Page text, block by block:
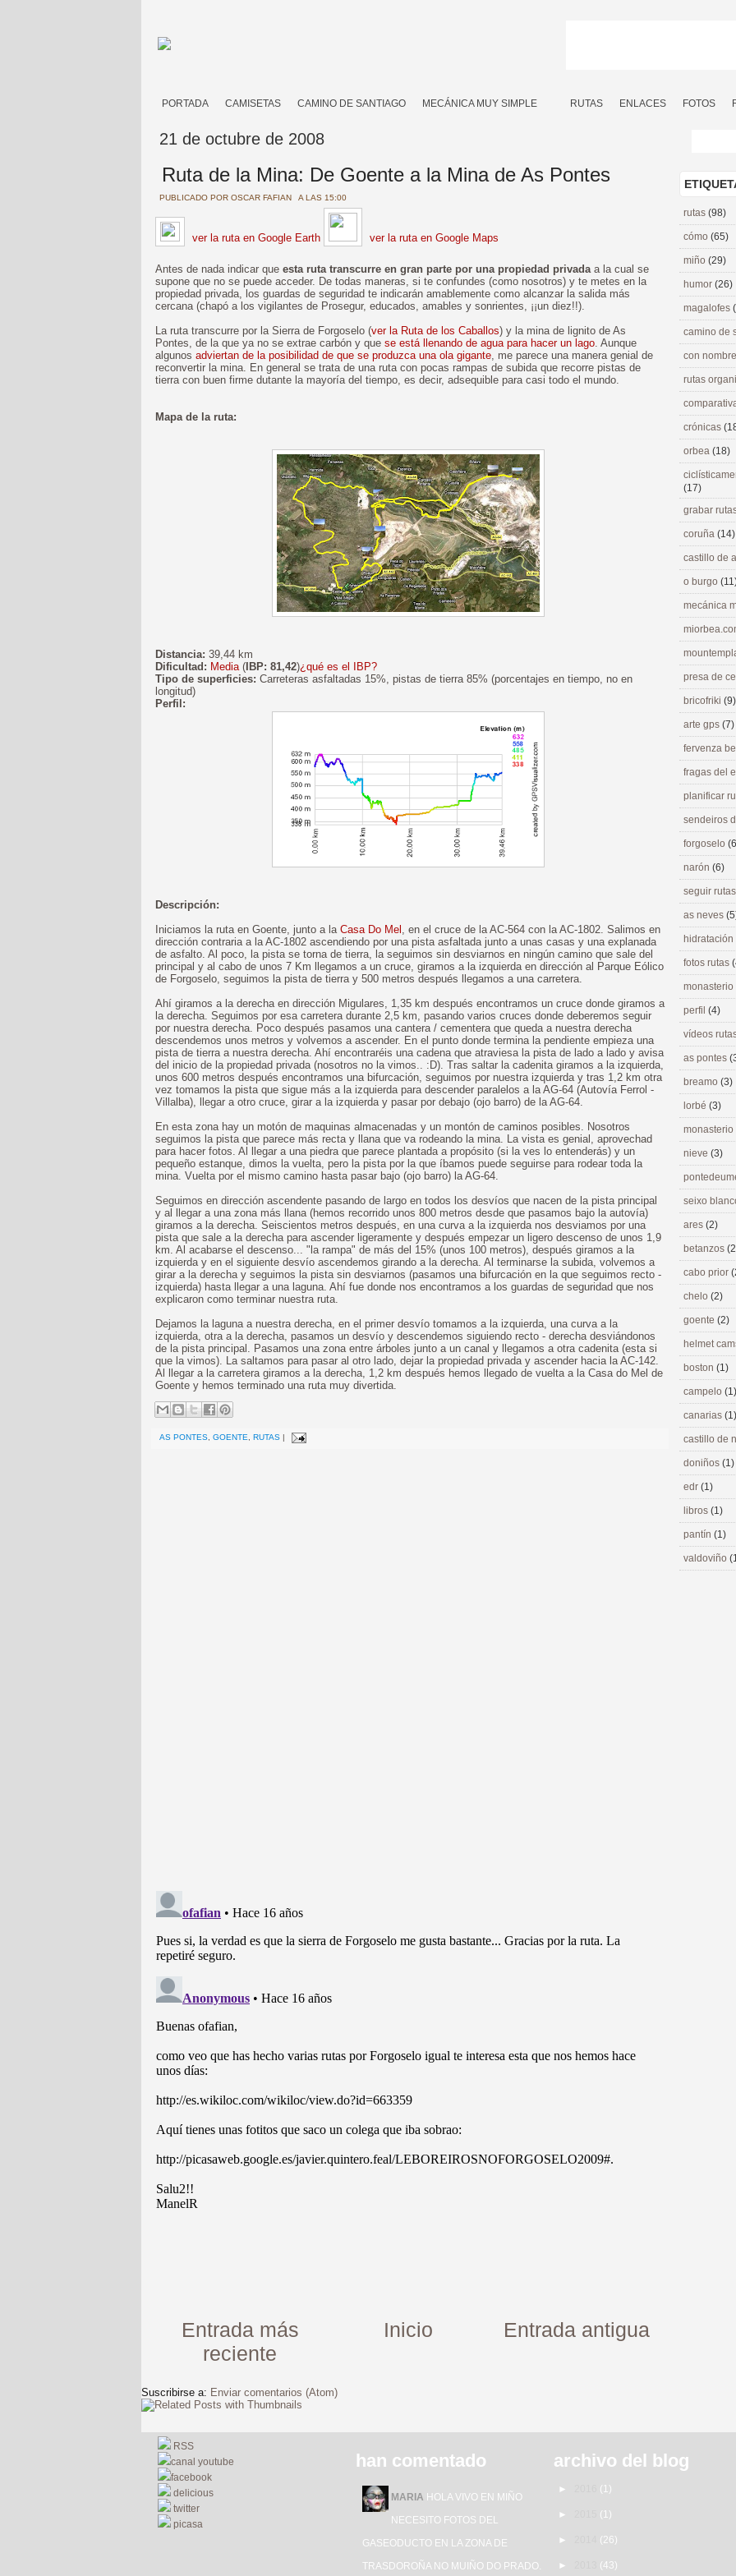
PORTADA CAMISETAS CAMINO DE SANTIAGO MECÁNICA MUY SIMPLE RUTAS ENLACES FOTOS
21 de octubre de 2008
Ruta de la Mina: De Goente a la Mina de As Pontes
PUBLICADO POR OSCAR FAFIAN A LAS 15:00
ver la ruta en Google Earth ver la ruta en Google Maps
Antes de nada indicar que esta ruta transcurre en gran parte por una propiedad privadaa la cual se
supone que no se puede acceder. De todas maneras, si te confundes (como nosotros) y te metes en la
propiedad privada, los guardas de seguridad te indicarán amablemente como alcanzar la salida más
cercana (chapó a los vigilantes de Prosegur, educados, amables y sonrientes, ¡¡un diez!!).
La ruta transcurre por la Sierra de Forgoselo (ver la Ruta de los Caballos) y la mina de lignito de As
Pontes, de la que ya no se extrae carbón y que se está llenando de agua para hacer un lago. Aunque
algunos adviertan de la posibilidad de que se produzca una ola gigante, me parece una manera genial de
reconvertir la mina. En general se trata de una ruta con pocas rampas de subida que recorre pistas de
tierra con buen firme dutante la mayoría del tiempo, es decir, adsequible para casi todo el mundo.
Mapa de la ruta:
Distancia: 39,44 km
Dificultad: Media( IBP: 81,42)¿qué es el IBP?
Tipo de superficies: Carreteras asfaltadas 15%, pistas de tierra 85% (porcentajes en tiempo, no en
longitud)
Perfil:
Descripción:
Iniciamos la ruta en Goente, junto a la Casa Do Mel , en el cruce de la AC-564 con la AC-1802. Salimos en
dirección contraria a la AC-1802 ascendiendo por una pista asfaltada junto a unas casas y una explanada
de asfalto. Al poco, la pista se torna de tierra, la seguimos sin desviarnos en ningún camino que sale del
principal y al cabo de unos 7 Km llegamos a un cruce, giramos a la izquierda en dirección al Parque Eólico
de Forgoselo, seguimos la pista de tierra y 500 metros después llegamos a una carretera.
Ahí giramos a la derecha en dirección Migulares, 1,35 km después encontramos un cruce donde giramos a
la derecha. Seguimos por esa carretera durante 2,5 km, pasando varios cruces donde deberemos seguir
por nuestra derecha. Poco después pasamos una cantera / cementera que queda a nuestra derecha
descendemos unos metros y volvemos a ascender. En el punto donde termina la pendiente empieza una
pista de tierra a nuestra derecha. Ahí encontraréis una cadena que atraviesa la pista de lado a lado y avisa
del inicio de la propiedad privada (nosotros no la vimos.. :D). Tras saltar la cadenita giramos a la izquierda,
unos 600 metros después encontramos una bifurcación, seguimos por nuestra izquierda y tras 1,2 km otra
vez tomamos la pista que sigue más a la izquierda para descender paralelos a la AG-64 (Autovía Ferrol -
Villalba), llegar a otro cruce, girar a la izquierda y pasar por debajo (ojo barro) de la AG-64.
En esta zona hay un motón de maquinas almacenadas y un montón de caminos posibles. Nosotros
seguimos la pista que parece más recta y llana que va rodeando la mina. La vista es genial, aprovechad
para hacer fotos. Al llegar a una piedra que parece plantada a propósito (si la ves lo entenderás) y un
pequeño estanque, dimos la vuelta, pero la pista por la que íbamos puede seguirse para rodear toda la
mina. Vuelta por el mismo camino hasta pasar bajo (ojo barro) la AG-64.
Seguimos en dirección ascendente pasando de largo en todos los desvíos que nacen de la pista principal
y al llegar a una zona más llana (hemos recorrido unos 800 metros desde que pasamos bajo la autovía)
giramos a la derecha. Seiscientos metros después, en una curva a la izquierda nos desviamos por una
pista que sale a la derecha para ascender ligeramente y después empezar un ligero descenso de unos 1,9
km. Al acabarse el descenso... "la rampa" de más del 15% (unos 100 metros), después giramos a la
izquierda y en el siguiente desvío ascendemos girando a la derecha. Al terminarse la subida, volvemos a
girar a la derecha y seguimos la pista sin desviarnos (pasamos una bifurcación en la que seguimos recto -
izquierda) hasta llegar a una laguna. Ahí fue donde nos encontramos a los guardas de seguridad que nos
explicaron como terminar nuestra ruta.
Dejamos la laguna a nuestra derecha, en el primer desvío tomamos a la izquierda, una curva a la
izquierda, otra a la derecha, pasamos un desvío y descendemos siguiendo recto - derecha desviándonos
de la pista principal. Pasamos una zona entre árboles junto a un canal y llegamos a otra cadenita (esta si
que la vimos). La saltamos para pasar al otro lado, dejar la propiedad privada y ascender hacia la AC-142.
Al llegar a la carretera giramos a la derecha, 1,2 km después hemos llegado de vuelta a la Casa do Mel de
Goente y hemos terminado una ruta muy divertida.
AS PONTES GOENTE RUTAS |
Entrada más
reciente
Entrada antigua
Inicio
Suscribirse a: Enviar comentarios (Atom)
rutas (98)
cómo (65)
miño (29)
humor (26)
magalofes
camino de
con
rutas
crónicas
orbea (18)
(17)
grabar
coruña (14)
castillo de
o burgo
mecánica
presa de
bricofriki (9)
arte gps (7)
fervenza
fragas del
planificar
sendeiros
forgoselo
narón (6)
seguir
as neves
hidratación
fotos rutas
perfil (4)
vídeos
as pontes
breamo (3)
lorbé (3)
nieve (3)
seixo
ares (2)
betanzos
cabo prior
chelo (2)
goente (2)
helmet
boston (1)
campelo (1)
canarias (1)
castillo de
doniños (1)
edr (1)
libros (1)
pantín (1)
valdoviño
RSS
canal youtube
facebook
delicious
twitter
picasa
han comentado
MARIA HOLA VIVO EN MIÑO
NECESITO FOTOS DEL
GASEODUCTO EN LA ZONA DE
TRASDOROÑA NO MUIÑO DO PRADO.
archivo del blog
► (1)
► (1)
► (26)
► (43)